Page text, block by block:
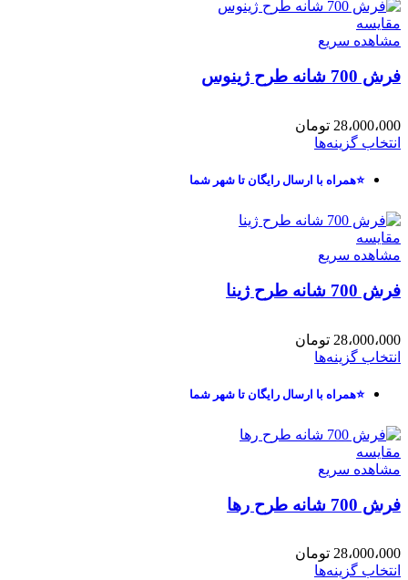
مقایسه
مشاهده سریع
فرش 700 شانه طرح ژینوس
28،000،000 تومان
انتخاب گزینه‌ها
⭐همراه با ارسال رایگان تا شهر شما
مقایسه
مشاهده سریع
فرش 700 شانه طرح ژینا
28،000،000 تومان
انتخاب گزینه‌ها
⭐همراه با ارسال رایگان تا شهر شما
مقایسه
مشاهده سریع
فرش 700 شانه طرح رها
28،000،000 تومان
انتخاب گزینه‌ها